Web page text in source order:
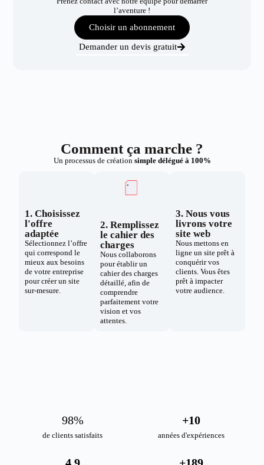
l’aventure !
Choisir un abonnement
Demander un devis gratuit
Comment ça marche ?
Un processus de création simple délégué à 100%
1. Choisissez
l'offre
adaptée
Sélectionnez l’offre
qui correspond le
mieux aux besoins
de votre entreprise
pour créer un site
sur-mesure.
2. Remplissez
le cahier des
charges
Nous collaborons
pour établir un
cahier des charges
détaillé, afin de
comprendre
parfaitement votre
vision et vos
attentes.
3. Nous vous
livrons votre
site web
Nous mettons en
ligne un site prêt à
conquérir vos
clients. Vous êtes
prêt à impacter
votre audience.
de clients satisfaits
98%
années d'expériences
+10